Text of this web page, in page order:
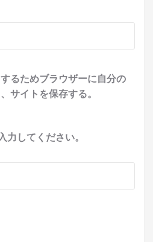
るためブラウザーに自分の
サイトを保存する。
力してください。